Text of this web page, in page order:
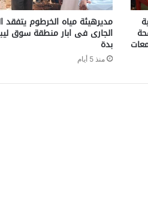
مديرهيئة مياه الخرطوم يتفقد
الجارى فى ابار منطقة سوق
بدة
منذ 5 أيام